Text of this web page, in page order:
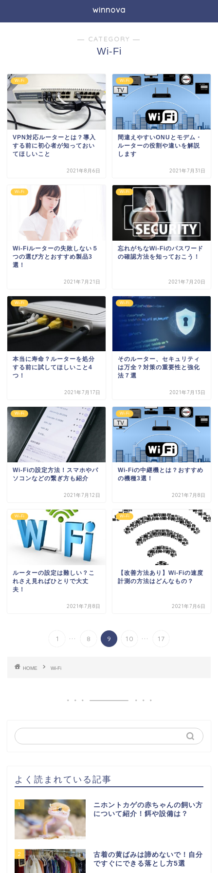
winnova
― CATEGORY ―
Wi-Fi
Wi-Fi
VPN対応ルーターとは？導入
する前に初心者が知っておい
てほしいこと
2021年8月6日
Wi-Fi
間違えやすいONUとモデム・
ルーターの役割や違いを解説
します
2021年7月31日
Wi-Fi
Wi-Fiルーターの失敗しない５
つの選び方とおすすめ製品3
選！
2021年7月21日
Wi-Fi
忘れがちなWi-Fiのパスワード
の確認方法を知っておこう！
2021年7月20日
Wi-Fi
本当に寿命？ルーターを処分
する前に試してほしいこと4
つ！
2021年7月17日
Wi-Fi
そのルーター、セキュリティ
は万全？対策の重要性と強化
法７選
2021年7月13日
Wi-Fi
Wi-Fiの設定方法！スマホやパ
ソコンなどの繋ぎ方も紹介
2021年7月12日
Wi-Fi
Wi-Fiの中継機とは？おすすめ
の機種3選！
2021年7月8日
Wi-Fi
ルーターの設定は難しい？こ
れさえ見ればひとりで大丈
夫！
2021年7月8日
Wi-Fi
【改善方法あり】Wi-Fiの速度
計測の方法はどんなもの？
2021年7月6日
1 ... 8 9 10 ... 17
HOME Wi-Fi
よく読まれている記事
1
ニホントカゲの赤ちゃんの飼い方
について紹介！餌や設備は？
2
古着の黄ばみは諦めないで！自分
ですぐにできる落とし方5選